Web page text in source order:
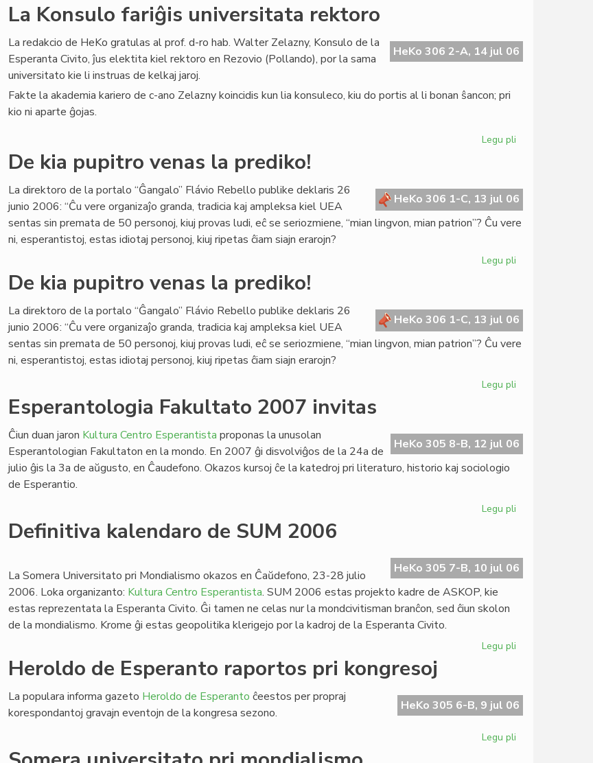
universitata
rektoro
La Konsulo fariĝis universitata rektoro
HeKo 306 2-A, 14 jul 06
La redakcio de HeKo gratulas al prof. d-ro hab. Walter Zelazny, Konsulo de la
Esperanta Civito, ĵus elektita kiel rektoro en Rezovio (Pollando), por la sama
universitato kie li instruas de kelkaj jaroj.
Fakte la akademia kariero de c-ano Zelazny koincidis kun lia konsuleco, kiu do portis al li bonan ŝancon; pri
kio ni aparte ĝojas.
Legu pli
universitata
rektoro
De kia pupitro venas la prediko!
HeKo 306 1-C, 13 jul 06
La direktoro de la portalo “Ĝangalo” Flávio Rebello publike deklaris 26
junio 2006: “Ĉu vere organizaĵo granda, tradicia kaj ampleksa kiel UEA
sentas sin premata de 50 personoj, kiuj provas ludi, eĉ se seriozmiene, “mian lingvon, mian patrion”? Ĉu vere
ni, esperantistoj, estas idiotaj personoj, kiuj ripetas ĉiam siajn erarojn?
Legu pli
venas
la
prediko!
De kia pupitro venas la prediko!
HeKo 306 1-C, 13 jul 06
La direktoro de la portalo “Ĝangalo” Flávio Rebello publike deklaris 26
junio 2006: “Ĉu vere organizaĵo granda, tradicia kaj ampleksa kiel UEA
sentas sin premata de 50 personoj, kiuj provas ludi, eĉ se seriozmiene, “mian lingvon, mian patrion”? Ĉu vere
ni, esperantistoj, estas idiotaj personoj, kiuj ripetas ĉiam siajn erarojn?
Legu pli
venas
la
Esperantologia Fakultato 2007 invitas
HeKo 305 8-B, 12 jul 06
Ĉiun duan jaron Kultura Centro Esperantista proponas la unusolan
Esperantologian Fakultaton en la mondo. En 2007 ĝi disvolviĝos de la 24a de
julio ĝis la 3a de aŭgusto, en Ĉaudefono. Okazos kursoj ĉe la katedroj pri literaturo, historio kaj sociologio
de Esperantio.
Legu pli
invitas
Definitiva kalendaro de SUM 2006
HeKo 305 7-B, 10 jul 06
La Somera Universitato pri Mondialismo okazos en Ĉaŭdefono, 23-28 julio
2006. Loka organizanto: Kultura Centro Esperantista. SUM 2006 estas projekto kadre de ASKOP, kie
estas reprezentata la Esperanta Civito. Ĝi tamen ne celas nur la mondcivitisman branĉon, sed ĉiun skolon
de la mondialismo. Krome ĝi estas geopolitika klerigejo por la kadroj de la Esperanta Civito.
Legu pli
SUM
2006
Heroldo de Esperanto raportos pri kongresoj
HeKo 305 6-B, 9 jul 06
La populara informa gazeto Heroldo de Esperanto ĉeestos per propraj
korespondantoj gravajn eventojn de la kongresa sezono.
Legu pli